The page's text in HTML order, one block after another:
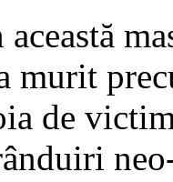
murit
de